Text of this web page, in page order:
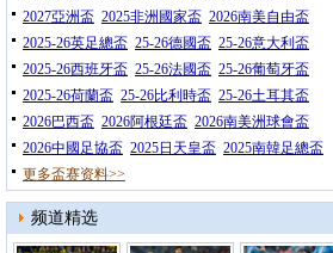
2027亞洲盃 2025非洲國家盃 2026南美自由盃
2025-26英足總盃 25-26德國盃 25-26意大利盃
2025-26西班牙盃 25-26法國盃 25-26葡萄牙盃
2025-26荷蘭盃 25-26比利時盃 25-26土耳其盃
2026巴西盃 2026阿根廷盃 2026南美洲球會盃
2026中國足協盃 2025日天皇盃 2025南韓足總盃
更多盃赛资料>>
频道精选